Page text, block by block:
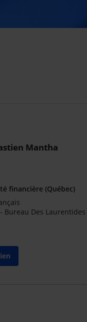
Mantha
financière (Québec)
Bureau Des Laurentides